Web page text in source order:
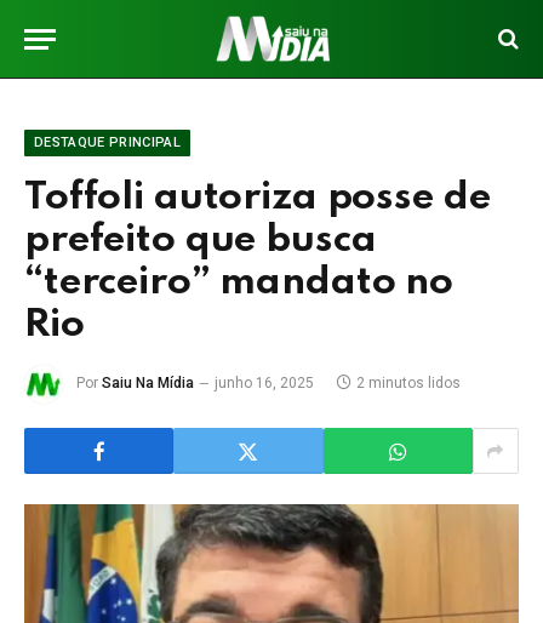
DESTAQUE PRINCIPAL
Toffoli autoriza posse de
prefeito que busca
“terceiro” mandato no
Rio
Por Saiu Na Mídia junho 16, 2025 2 minutos lidos